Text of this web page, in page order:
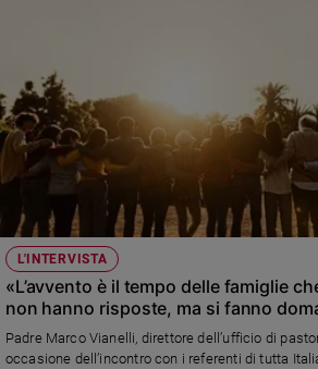
L'INTERVISTA
«L’avvento è il tempo delle famiglie
non hanno risposte, ma si fanno
infinite risorse»
Padre Marco Vianelli, direttore dell’ufficio di
occasione dell’incontro con i referenti di tutta